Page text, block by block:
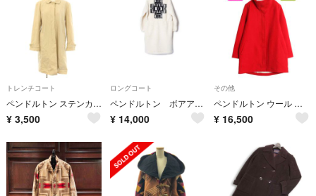
トレンチコート
ペンドルトン ステンカラーコート S ベージュ 緑 グリーン 無地 丸襟 長袖
¥ 3,500
ロングコート
ペンドルトン ボアアウター
¥ 14,000
その他
ペンドルトン ウール ハーフ コート レディース M フルジップ ハイネック ジャケット ネイティブ ボーダー ライナー付き シンプル 無地 赤
¥ 16,500